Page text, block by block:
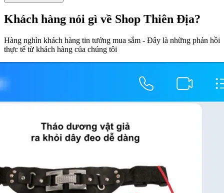
Khách hàng nói gì về Shop Thiên Địa?
Hàng nghìn khách hàng tin tưởng mua sắm - Đây là những phản hồi
thực tế từ khách hàng của chúng tôi